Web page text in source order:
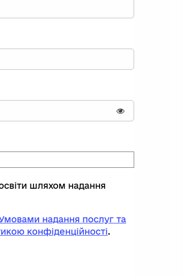
Показати пароль
шляхом надання
надання послуг та
конфіденційності.